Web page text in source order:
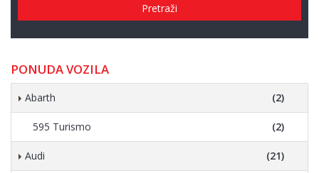
Pretraži
PONUDA VOZILA
Abarth (2)
595 Turismo (2)
Audi (21)